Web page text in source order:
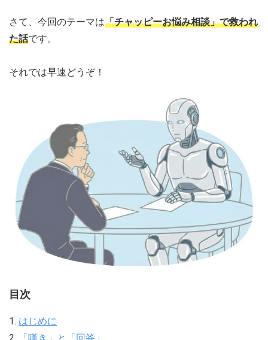
さて、今回のテーマは「チャッピーお悩み相談」で救われ
た話です。
それでは早速どうぞ！
目次
1. はじめに